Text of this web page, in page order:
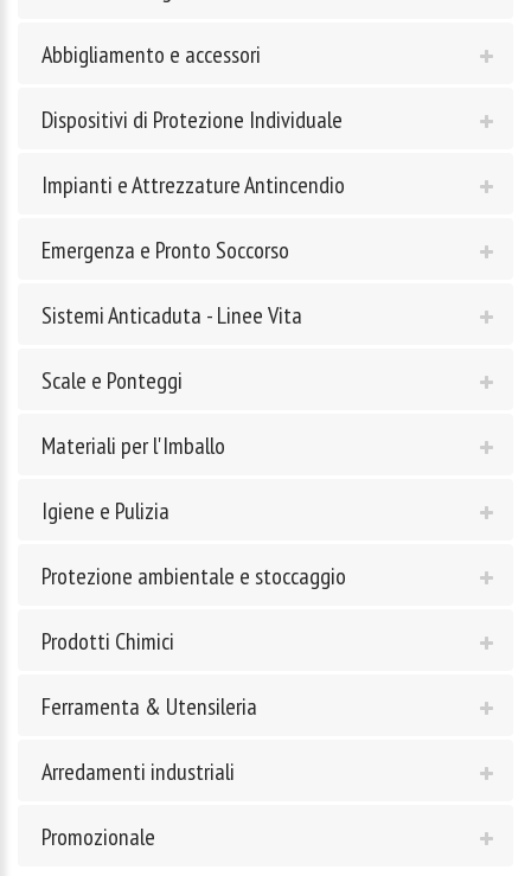
Abbigliamento e accessori
Dispositivi di Protezione Individuale
Impianti e Attrezzature Antincendio
Emergenza e Pronto Soccorso
Sistemi Anticaduta - Linee Vita
Scale e Ponteggi
Materiali per l'Imballo
Igiene e Pulizia
Protezione ambientale e stoccaggio
Prodotti Chimici
Ferramenta & Utensileria
Arredamenti industriali
Promozionale